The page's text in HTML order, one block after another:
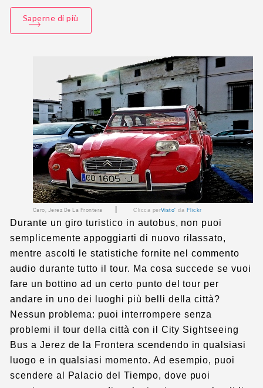
Saperne di più
Caro, Jerez De La Frontera |Clicca perVisto' da Flickr
Durante un giro turistico in autobus, non puoi
semplicemente appoggiarti di nuovo rilassato,
mentre ascolti le statistiche fornite nel commento
audio durante tutto il tour. Ma cosa succede se vuoi
fare un bottino ad un certo punto del tour per
andare in uno dei luoghi più belli della città?
Nessun problema: puoi interrompere senza
problemi il tour della città con il City Sightseeing
Bus a Jerez de la Frontera scendendo in qualsiasi
luogo e in qualsiasi momento. Ad esempio, puoi
scendere al Palacio del Tiempo, dove puoi